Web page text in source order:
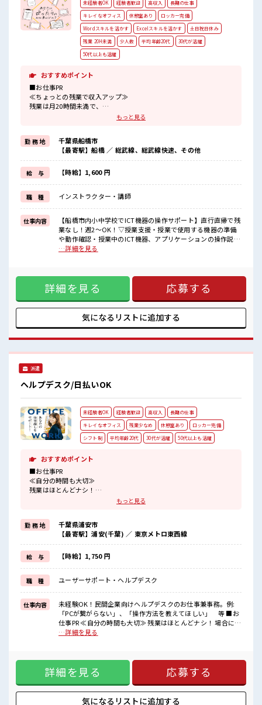
未経験者OK 経験者歓迎 高収入
長期の仕事
キレイなオフィス
休憩室あり
ロッカー完備
Wordスキルを活かす
Excelスキルを活かす
土日祝日休み
残業 20H未満
少人数 平均年齢20代
30代が活躍
50代以上も活躍
おすすめポイント
■お仕事PR
≪ちょっとの残業で収入アップ≫
残業は月20時間未満で、
週末は家族や友人と一緒にプライベート満喫！
≪初めての仕事だけど自分にもできそう≫
新しいことにチャレンジするのは不安だけど、
しっかり働く環境が整っています！
イチからスキルUP・ステップUP目指していきましょう！
≪自分に合った期間で働ける≫
福利厚生が整った派遣のお仕事です！
■職場の雰囲気
少人数の職場だから一緒に働く仲間との距離もグッと近い！
20代活躍中のフレッシュな職場です☆
仕事の合間の息抜きは休憩室で♪
高収入もバッチリ目指せますよ！
もっと見る
勤 務 地
千葉県船橋市
【最寄駅】船橋 ／ 総武線、総武線快速、その他
給 与 【時給】1,600 円
職 種 インストラクター・講師
仕事内容
【船橋市内小中学校でICT機器の操作サポート】直行直帰で残
業なし！週2～OK！▽授業支援・授業で使用する機器の準備
や動作確認・授業中のICT機器、アプリケーションの操作説明
▽教材作成支援・先生方への機器やコンテンツ紹介・授業事
トラブル時の一次切り分け・OSアップデート作業対応＼事前
研修あり！/配属後も専任のコーディネータがお仕事をバック
アップ！未経験の方でもご安心ください○ ■お仕事PR ≪ちょ
っとの残業で収入アップ≫ 残業は月20時間未満で、 ほどよく
稼げます♪ ≪週休2日制≫ 週末は家族や友人と一緒にプライ
ベート満喫！ ≪初めての仕事だけど自分にもできそう≫ 新し
が整っています！ イチからスキルUP・ステップUP目指して
いきましょう！ ≪自分に合った期間で働ける≫ 福利厚生が整
シュな職場です☆ 仕事の合間の息抜きは休憩室で♪ 高収入も
バッチリ目指せますよ！
…詳細を見る
詳細を見る 応募する
気になるリストに追加する
派遣
ヘルプデスク/日払いOK
未経験者OK 経験者歓迎 高収入
長期の仕事
キレイなオフィス
残業少なめ 休憩室あり
ロッカー完備
シフト制
平均年齢20代 30代が活躍 50代以上も活躍
おすすめポイント
■お仕事PR
≪自分の時間も大切≫
残業はほとんどナシ！
場合によってはお願いすることもあります♪
新しいことにチャレンジするのは不安だけど、
しっかり働く環境が整っています！
イチからスキルUP・ステップUP目指していきましょう！
≪自分に合った期間で働ける≫
福利厚生が整った派遣のお仕事です！
■職場の雰囲気
活気あふれる20代活躍中の職場です☆
仕事の合間の息抜きは休憩室で♪
ロッカーあり！
安心してお仕事に集中♪
残業はほとんどなし！
プライベートも謳歌できる☆
もっと見る
勤 務 地
千葉県浦安市
【最寄駅】浦安(千葉) ／ 東京メトロ東西線
給 与 【時給】1,750 円
職 種 ユーザーサポート・ヘルプデスク
仕事内容
未経験OK！民間企業向けヘルプデスクのお仕事兼事務。例:
「PCが繋がらない」、「操作方法を教えてほしい」 等 ■お
仕事PR ≪自分の時間も大切≫ 残業はほとんどナシ！ 場合によ
ってはお願いすることもあります♪ ≪初めての仕事だけど自
ステップUP目指していきましょう！ ≪自分に合った期間で働
ける≫ 福利厚生が整った派遣のお仕事です！ ■職場の雰囲気
活気あふれる20代活躍中の職場です☆ 仕事の合間の息抜きは
休憩室で♪ ロッカーあり！ 安心してお仕事に集中♪ 残業はほ
とんどなし！ プライベートも謳歌できる☆
…詳細を見る
詳細を見る 応募する
気になるリストに追加する